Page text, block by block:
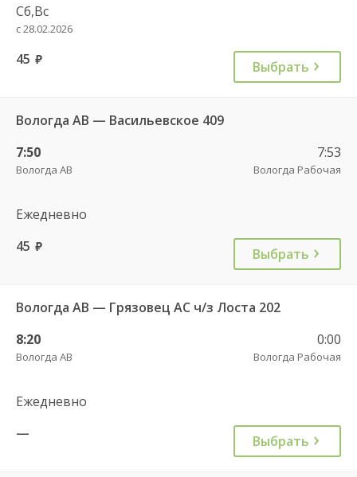
Сб,Вс
с 28.02.2026
45 руб. Выбрать
Вологда АВ — Васильевское 409
7:50
Вологда АВ
7:53
Вологда Рабочая
Ежедневно
45 руб. Выбрать
Вологда АВ — Грязовец АС ч/з Лоста 202
8:20
Вологда АВ
0:00
Вологда Рабочая
Ежедневно
—
Выбрать